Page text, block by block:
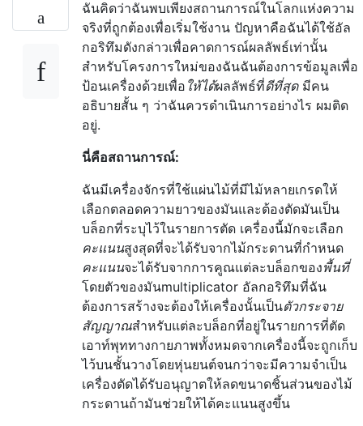
ฉันคิดว่าฉันพบเพียงสถานการณ์ในโลกแห่งความ
จริงที่ถูกต้องเพื่อเริ่มใช้งาน ปัญหาคือฉันได้ใช้อัล
กอริทึมดังกล่าวเพื่อคาดการณ์ผลลัพธ์เท่านั้น
สำหรับโครงการใหม่ของฉันฉันต้องการข้อมูลเพื่อ
ป้อนเครื่องด้วยเพื่อ ให้ได้ผลลัพธ์ที่ดีที่สุด มีคน
อธิบายสั้น ๆ ว่าฉันควรดำเนินการอย่างไร ผมติด
อยู่.
นี่คือสถานการณ์:
ฉันมีเครื่องจักรที่ใช้แผ่นไม้ที่มีไม้หลายเกรดให้
เลือกตลอดความยาวของมันและต้องตัดมันเป็น
บล็อกที่ระบุไว้ในรายการตัด เครื่องนี้มักจะเลือก
คะแนนสูงสุดที่จะได้รับจากไม้กระดานที่กำหนด
คะแนนจะได้รับจากการคูณแต่ละบล็อกของพื้นที่
โดยตัวของมันmultiplicator อัลกอริทึมที่ฉัน
ต้องการสร้างจะต้องให้เครื่องนั้นเป็นตัวกระจาย
สัญญาณสำหรับแต่ละบล็อกที่อยู่ในรายการที่ตัด
เอาท์พุททางกายภาพทั้งหมดจากเครื่องนี้จะถูกเก็บ
ไว้บนชั้นวางโดยหุ่นยนต์จนกว่าจะมีความจำเป็น
เครื่องตัดได้รับอนุญาตให้ลดขนาดชิ้นส่วนของไม้
กระดานถ้ามันช่วยให้ได้คะแนนสูงขึ้น